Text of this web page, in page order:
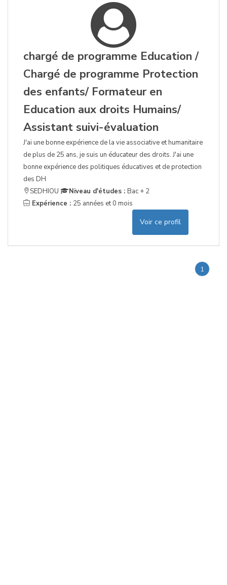
chargé de programme Education /
Chargé de programme Protection
des enfants/ Formateur en
Education aux droits Humains/
Assistant suivi-évaluation
J'ai une bonne expérience de la vie associative et humanitaire
de plus de 25 ans, je suis un éducateur des droits. J'ai une
bonne expérience des politiques éducatives et de protection
des DH
SEDHIOU
Niveau d'études : Bac + 2
Expérience : 25 années et 0 mois
Voir ce profil
1